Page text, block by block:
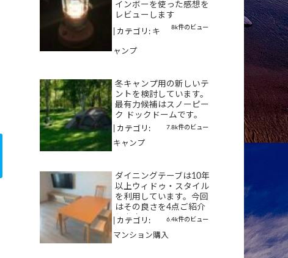
インボーを使った感想を
レビューします
8k件のビュー
カテゴリ: キ
ャンプ
冬キャンプ用の新しいテ
ントを検討しています。
最有力候補はスノーピー
ク ドックドームです。
7.8k件のビュー
カテゴリ:
キャンプ
ダイニングテーブは10年
以上ウィドゥ・スタイル
を利用しています。今回
はその良さを4点ご紹介
します
6.4k件のビュー
カテゴリ:
マンション購入